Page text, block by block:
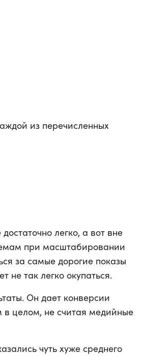
из перечисленных
легко, а вот вне
при масштабировании
за самые дорогие показы
не так легко окупаться.
Он дает конверсии
в целом, не считая медийные
чуть хуже среднего